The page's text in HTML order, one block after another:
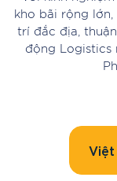
kho bãi rộng
trí đắc địa,
động Logistics
Việt